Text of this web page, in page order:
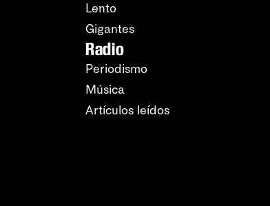
Lento
Gigantes
Radio
Periodismo
Música
Artículos leídos